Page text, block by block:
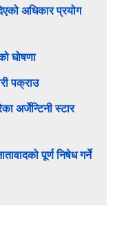
अधिकार प्रयोग
घोषणा
पक्राउ
अर्जेन्टिनी स्टार
पूर्ण निषेध गर्ने